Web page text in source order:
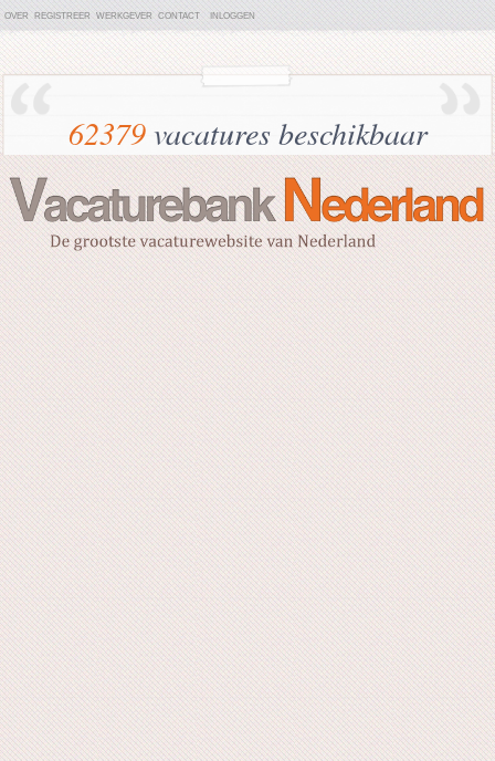
OVER REGISTREER WERKGEVER CONTACT INLOGGEN
62379vacatures beschikbaar